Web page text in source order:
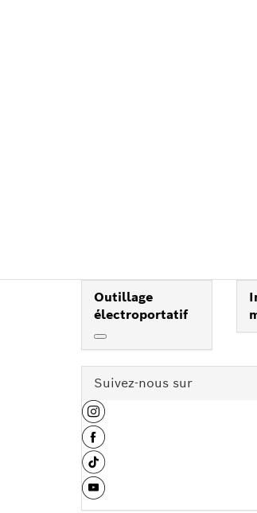
Outillage
électroportatif
Suivez-nous sur